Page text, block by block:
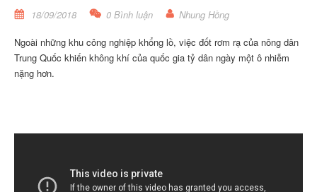
18/09/2018 0 Bình luận Nhung Hồng
Ngoài những khu công nghiệp khổng lồ, việc đốt rơm rạ của nông dân
Trung Quốc khiến không khí của quốc gia tỷ dân ngày một ô nhiễm
nặng hơn.